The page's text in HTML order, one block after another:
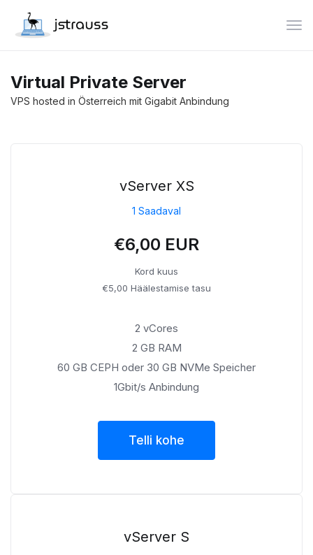
Virtual Private Server
VPS hosted in Österreich mit Gigabit Anbindung
vServer XS
1 Saadaval
€6,00 EUR
Kord kuus
€5,00 Häälestamise tasu
2 vCores
2 GB RAM
60 GB CEPH oder 30 GB NVMe Speicher
1Gbit/s Anbindung
Telli kohe
vServer S